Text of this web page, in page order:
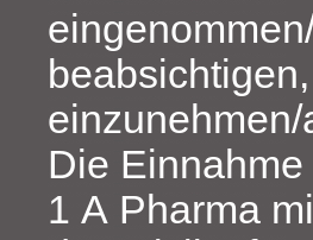
Die
1 A Pharma